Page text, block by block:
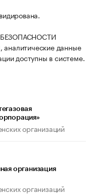
БЕЗОПАСНОСТИ
данные
доступны в системе.
организаций
организация
организаций